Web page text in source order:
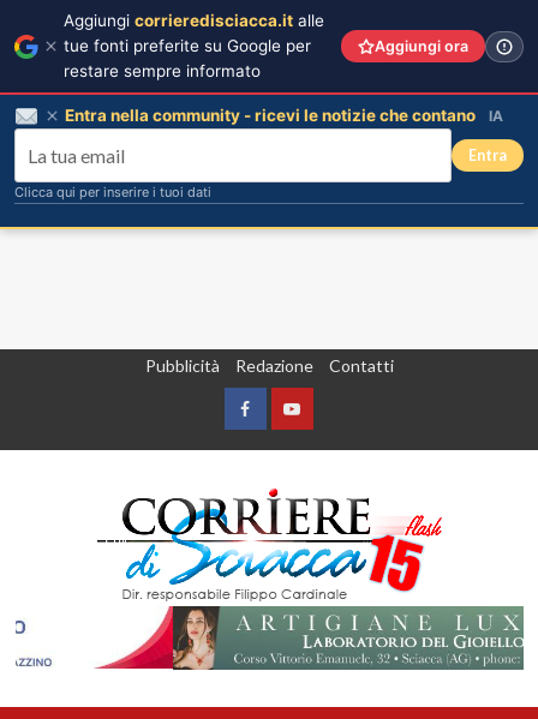
Pubblicità Redazione Contatti
FacebookYountube
Aggiungi corrieredisciacca.it alle
tue fonti preferite su Google per
restare sempre informato
Aggiungi ora
Entra nella community - ricevi le notizie che contano IA
Entra
Clicca qui per inserire i tuoi dati